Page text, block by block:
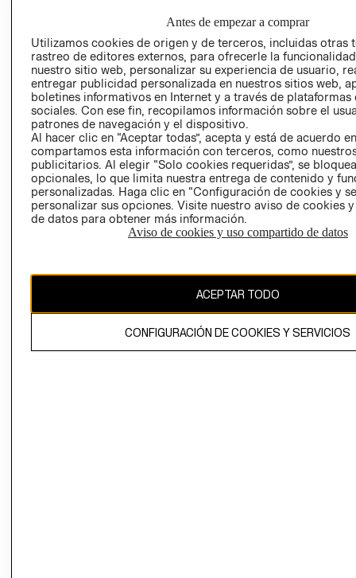
EMPRESARIAL
TÉRMINOS Y
CONDICIONES
AVISO DE
PRIVACIDAD
GIFT CARD
AVISO DE
COOKIES
Antes de empezar a comprar
Utilizamos cookies de origen y de terceros, incluidas otras
rastreo de editores externos, para ofrecerle la
nuestro sitio web, personalizar su experiencia de usuario,
entregar publicidad personalizada en nuestros sitios web,
boletines informativos en Internet y a través de plataformas
sociales. Con ese fin, recopilamos información sobre el
patrones de navegación y el dispositivo.
Al hacer clic en “Aceptar todas”, acepta y está de acuerdo
compartamos esta información con terceros, como
publicitarios. Al elegir “Solo cookies requeridas”, se
opcionales, lo que limita nuestra entrega de contenido y
personalizadas. Haga clic en “Configuración de cookies y
personalizar sus opciones. Visite nuestro aviso de cookies
de datos para obtener más información.
Aviso de cookies y uso compartido de datos
ACEPTAR TODO
CONFIGURACIÓN DE COOKIES Y SERVICIOS